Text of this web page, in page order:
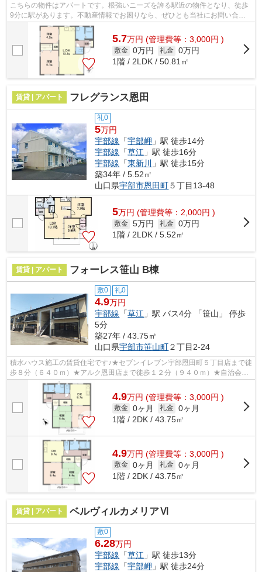
こちらの物件はアパートです。根強いニーズを誇る駅近の物件となり、徒歩
9分に駅があります。不動産情報でお困りなら、ぜひとも当社にお問い合わ
せください。数多くの物件をご用意して...
5.7万円 (管理費等：3,000円 )
敷金 0万円 礼金 0万円
1階 / 2LDK / 50.81㎡
賃貸 | アパート フレグランス恩田
礼0
5万円
宇部線 「宇部岬 」駅 徒歩14分
宇部線 「草江 」駅 徒歩16分
宇部線 「東新川 」駅 徒歩15分
築34年 / 5.52㎡
山口県宇部市恩田町５丁目13-48
5万円 (管理費等：2,000円 )
敷金 5万円 礼金 0万円
1階 / 2LDK / 5.52㎡
賃貸 | アパート フォーレス笹山 B棟
敷0 礼0
4.9万円
宇部線 「草江 」駅 バス4分 「笹山」 停歩
5分
築27年 / 43.75㎡
山口県宇部市笹山町２丁目2-24
積水ハウス施工の賃貸住宅です♪★セブンイレブン宇部恩田町５丁目店まで徒
歩８分（６４０ｍ）★アルク恩田店まで徒歩１２分（９４０ｍ）★自治会非
加入★ゴミ業者回収★インターネット無料...
4.9万円 (管理費等：3,000円 )
敷金 0ヶ月 礼金 0ヶ月
1階 / 2DK / 43.75㎡
4.9万円 (管理費等：3,000円 )
敷金 0ヶ月 礼金 0ヶ月
1階 / 2DK / 43.75㎡
賃貸 | アパート ベルヴィルカメリアⅥ
敷0
6.28万円
宇部線 「草江 」駅 徒歩13分
宇部線 「宇部岬 」駅 徒歩24分